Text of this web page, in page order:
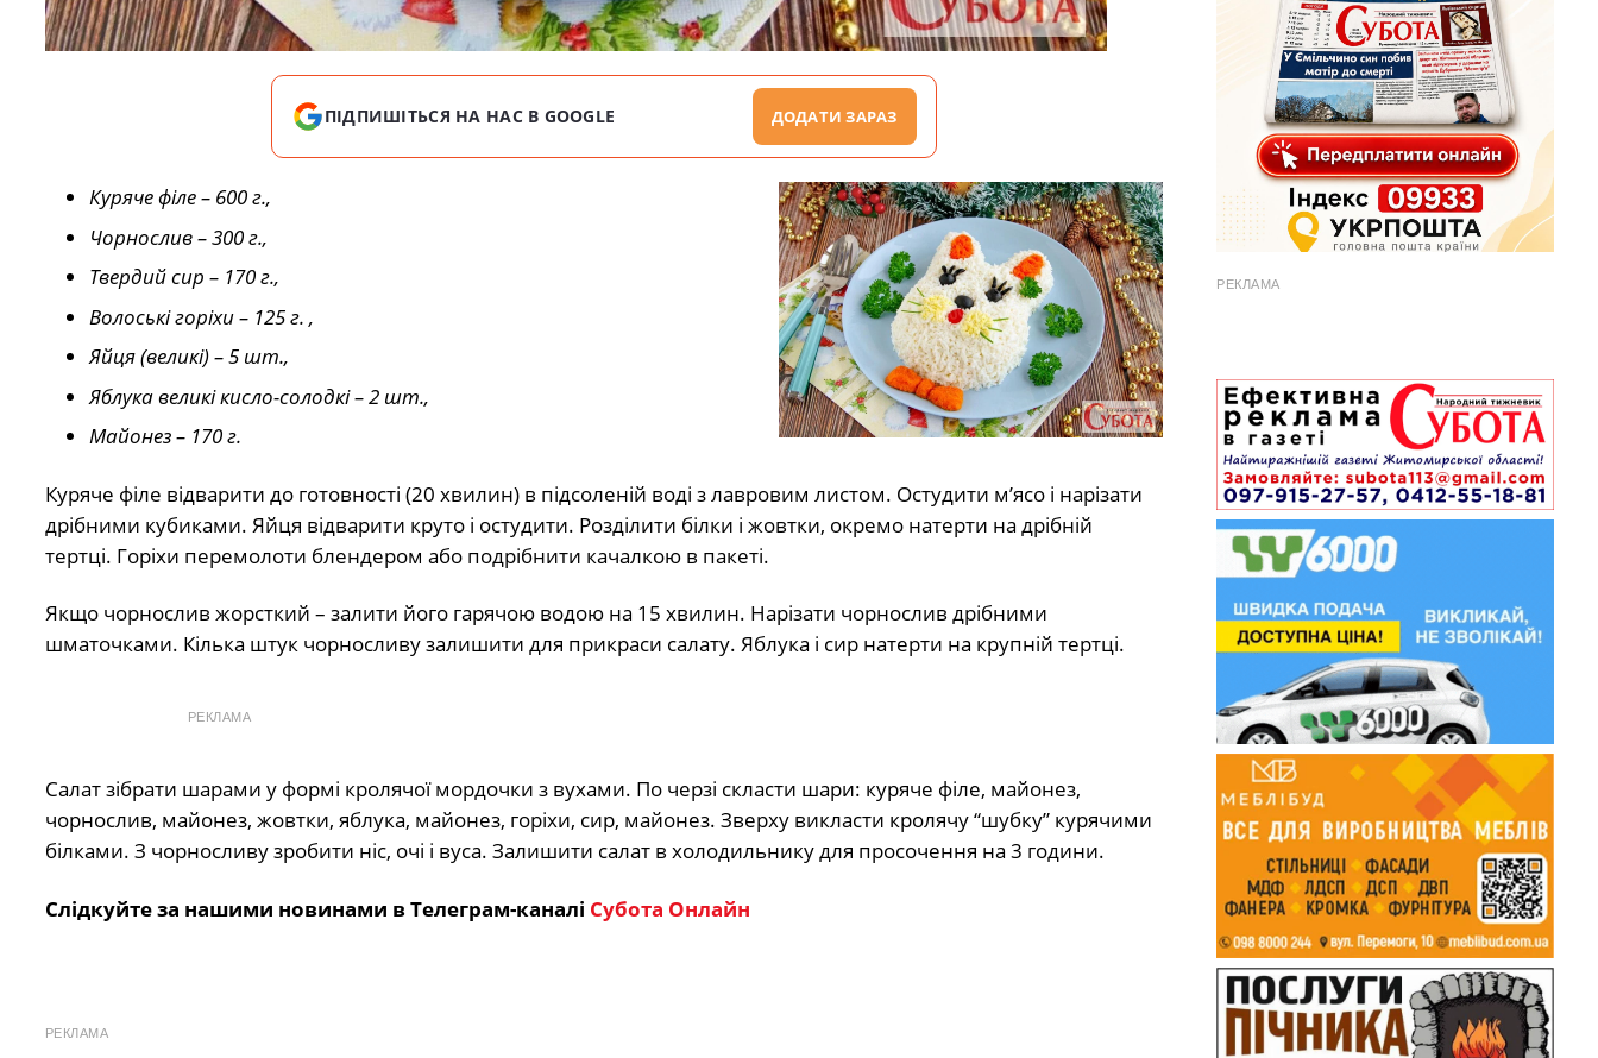
ПІДПИШІТЬСЯ НА НАС В GOOGLE ДОДАТИ ЗАРАЗ
Куряче філе – 600 г.,
Чорнослив – 300 г.,
Твердий сир – 170 г.,
Волоські горіхи – 125 г. ,
Яйця (великі) – 5 шт.,
Яблука великі кисло-солодкі – 2 шт.,
Майонез – 170 г.
Куряче філе відварити до готовності (20 хвилин) в підсоленій воді з лавровим листом. Остудити м’ясо і нарізати
дрібними кубиками. Яйця відварити круто і остудити. Розділити білки і жовтки, окремо натерти на дрібній
тертці. Горіхи перемолоти блендером або подрібнити качалкою в пакеті.
Якщо чорнослив жорсткий – залити його гарячою водою на 15 хвилин. Нарізати чорнослив дрібними
шматочками. Кілька штук чорносливу залишити для прикраси салату. Яблука і сир натерти на крупній тертці.
РЕКЛАМА
Салат зібрати шарами у формі кролячої мордочки з вухами. По черзі скласти шари: куряче філе, майонез,
чорнослив, майонез, жовтки, яблука, майонез, горіхи, сир, майонез. Зверху викласти кролячу “шубку” курячими
білками. З чорносливу зробити ніс, очі і вуса. Залишити салат в холодильнику для просочення на 3 години.
Слідкуйте за нашими новинами в Телеграм-каналі Субота Онлайн
РЕКЛАМА
РЕКЛАМА